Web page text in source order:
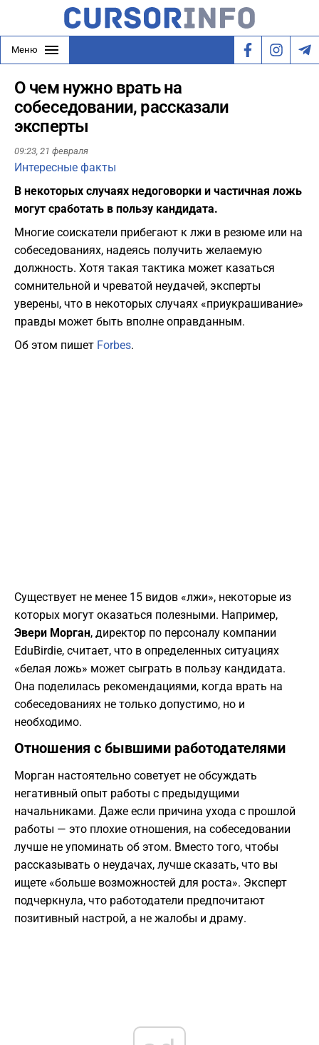
Меню
О чем нужно врать на
собеседовании, рассказали
эксперты
09:23, 21 февраля
Интересные факты
В некоторых случаях недоговорки и частичная ложь
могут сработать в пользу кандидата.
Многие соискатели прибегают к лжи в резюме или на
собеседованиях, надеясь получить желаемую
должность. Хотя такая тактика может казаться
сомнительной и чреватой неудачей, эксперты
уверены, что в некоторых случаях «приукрашивание»
правды может быть вполне оправданным.
Об этом пишет Forbes.
Существует не менее 15 видов «лжи», некоторые из
которых могут оказаться полезными. Например,
Эвери Морган, директор по персоналу компании
EduBirdie, считает, что в определенных ситуациях
«белая ложь» может сыграть в пользу кандидата.
Она поделилась рекомендациями, когда врать на
собеседованиях не только допустимо, но и
необходимо.
Отношения с бывшими работодателями
Морган настоятельно советует не обсуждать
негативный опыт работы с предыдущими
начальниками. Даже если причина ухода с прошлой
работы — это плохие отношения, на собеседовании
лучше не упоминать об этом. Вместо того, чтобы
рассказывать о неудачах, лучше сказать, что вы
ищете «больше возможностей для роста». Эксперт
подчеркнула, что работодатели предпочитают
позитивный настрой, а не жалобы и драму.